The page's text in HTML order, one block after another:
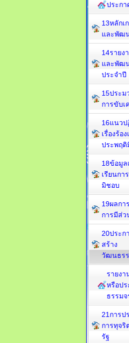
ประกา
13หลัก
และพัฒ
14รายง
และพัฒ
ประจำปี
15ประม
การขับเ
16แนวป
เรื่องร้อ
ประพฤติ
18ข้อมูล
เรียนกา
มิชอบ
19ผลกา
การมีส่ว
20ประก
สร้าง
วัฒนธรร
รายง
หรือป
ธรรมจ
21การป
การทุจริ
รัฐ